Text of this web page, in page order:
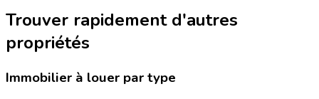
Trouver rapidement d'autres
propriétés
Immobilier à louer par type